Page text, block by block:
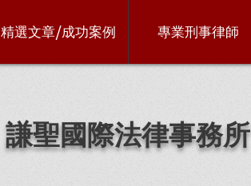
精選文章/成功案例 專業刑事律師
謙聖國際法律事務所